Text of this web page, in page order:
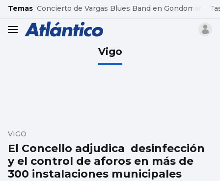
common.go-to-content
Temas Concierto de Vargas Blues Band en Gondomar
header.menu.open
Vigo
El Concello adjudica desinfección
y el control de aforos en más de
300 instalaciones municipales
VIGO